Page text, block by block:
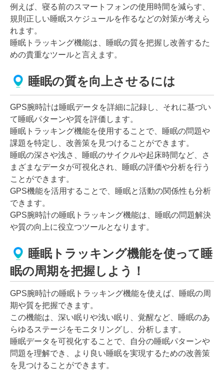
例えば、寝る前のスマートフォンの使用時間を減らす、
規則正しい睡眠スケジュールを作るなどの対策が考えら
れます。
睡眠トラッキング機能は、睡眠の質を把握し改善するた
めの貴重なツールと言えます。
睡眠の質を向上させるには
GPS腕時計は睡眠データを詳細に記録し、それに基づい
て睡眠パターンや質を評価します。
睡眠トラッキング機能を使用することで、睡眠の問題や
課題を特定し、改善策を見つけることができます。
睡眠の深さや浅さ、睡眠のサイクルや起床時間など、さ
まざまなデータが可視化され、睡眠の評価や分析を行う
ことができます。
GPS機能を活用することで、睡眠と活動の関係性も分析
できます。
GPS腕時計の睡眠トラッキング機能は、睡眠の問題解決
や質の向上に役立つツールとなります。
睡眠トラッキング機能を使って睡
眠の周期を把握しよう！
GPS腕時計の睡眠トラッキング機能を使えば、睡眠の周
期や質を把握できます。
この機能は、深い眠りや浅い眠り、覚醒など、睡眠のあ
らゆるステージをモニタリングし、分析します。
睡眠データを可視化することで、自分の睡眠パターンや
問題を理解でき、より良い睡眠を実現するための改善策
を見つけることができます。